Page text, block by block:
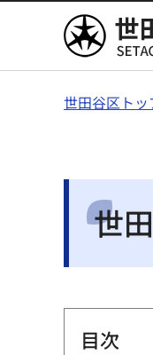
世田谷
世田谷区トッ
世
目次